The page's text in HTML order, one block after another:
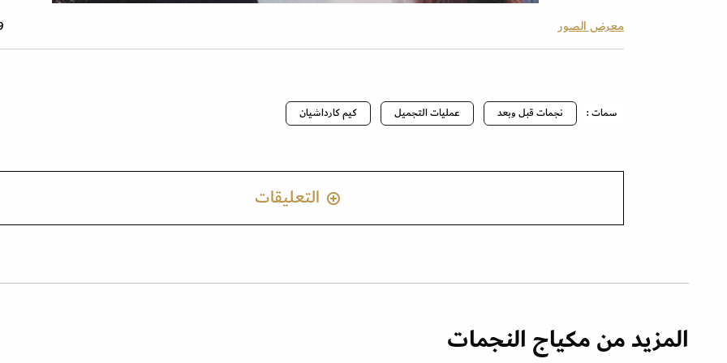
معرض الصور 9
سمات : نجمات قبل وبعد عمليات التجميل كيم كارداشيان
التعليقات
المزيد من مكياج النجمات